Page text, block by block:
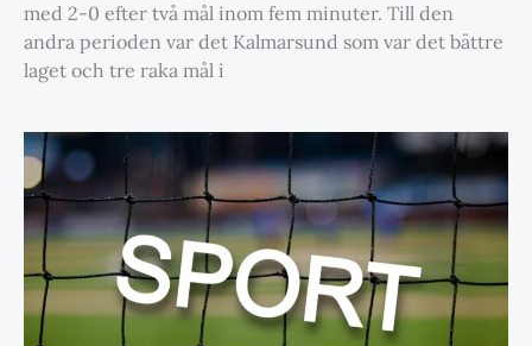
med 2-0 efter två mål inom fem minuter. Till den
andra perioden var det Kalmarsund som var det bättre
laget och tre raka mål i